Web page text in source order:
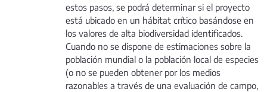
estos pasos, se podrá determinar si el proyecto
está ubicado en un hábitat crítico basándose en
los valores de alta biodiversidad identificados.
Cuando no se dispone de estimaciones sobre la
población mundial o la población local de especies
(o no se pueden obtener por los medios
razonables a través de una evaluación de campo,